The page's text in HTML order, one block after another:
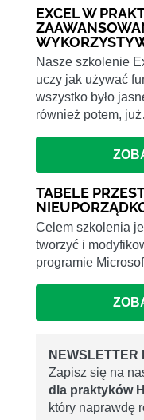
EXCEL W
Nasze szkolenie
uczy jak używać
wszystko było
również potem,
TABELE
Celem szkolenia
tworzyć i
programie
NEWSLETTER
Zapisz się na
dla praktyków
który naprawdę